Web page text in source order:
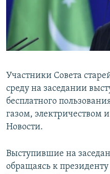
Участники Совета
среду на заседании
бесплатного
газом, электричеством
Новости.
Выступившие на
обращаясь к